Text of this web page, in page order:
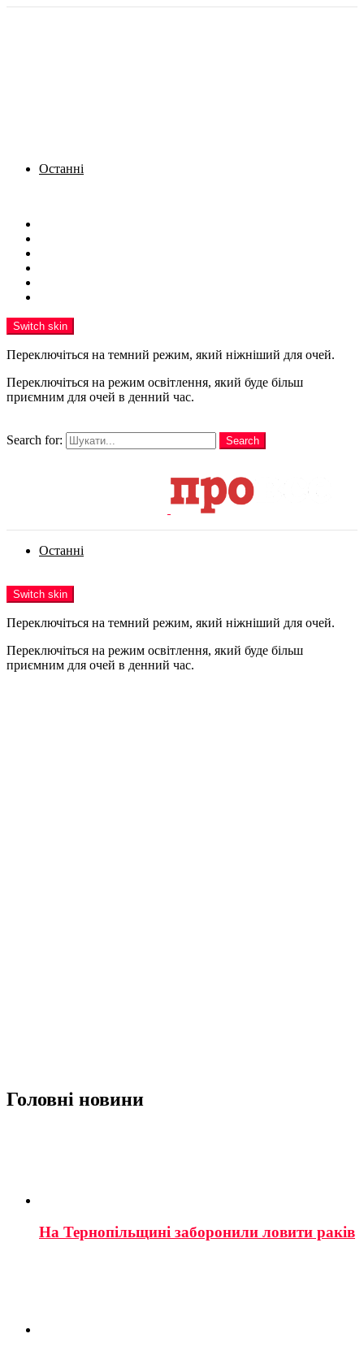
Останні
Switch skin
Переключіться на темний режим, який ніжніший для очей.
Переключіться на режим освітлення, який буде більш
приємним для очей в денний час.
Search for:
Search
Останні
Switch skin
Переключіться на темний режим, який ніжніший для очей.
Переключіться на режим освітлення, який буде більш
приємним для очей в денний час.
Головні новини
На Тернопільщині заборонили ловити раків